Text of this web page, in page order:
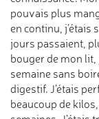
pouvais plus
en continu, j’étais
jours passaient,
bouger de mon lit,
semaine sans
digestif. J’étais
beaucoup de